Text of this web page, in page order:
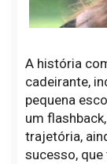
A história
cadeirante,
pequena
um
trajetória,
sucesso,